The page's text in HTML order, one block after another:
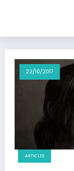
22/10/2017
ARTICLES